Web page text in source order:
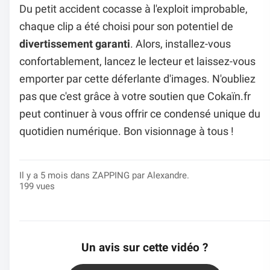
Du petit accident cocasse à l'exploit improbable,
chaque clip a été choisi pour son potentiel de
divertissement garanti. Alors, installez-vous
confortablement, lancez le lecteur et laissez-vous
emporter par cette déferlante d'images. N'oubliez
pas que c'est grâce à votre soutien que Cokaïn.fr
peut continuer à vous offrir ce condensé unique du
quotidien numérique. Bon visionnage à tous !
Il y a 5 mois dans ZAPPING par Alexandre.
199 vues
Un avis sur cette vidéo ?